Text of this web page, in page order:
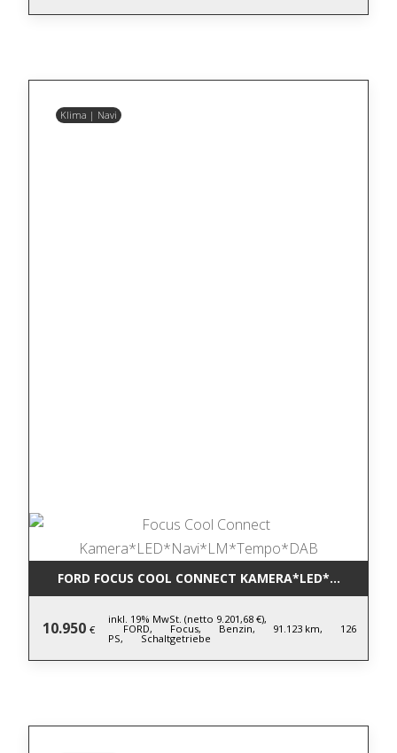
Klima | Navi
FORD FOCUS COOL CONNECT
10.950 €
inkl. 19% MwSt. (netto 9.201,68 €),
FORD, Focus, Benzin, 91.123 km, 126
PS, Schaltgetriebe